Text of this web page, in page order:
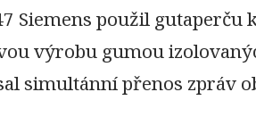
Siemens použil
výrobu gumou
simultánní přenos zpráv